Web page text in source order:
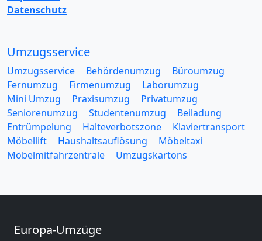
Datenschutz
Umzugsservice
Umzugsservice Behördenumzug
Büroumzug
Fernumzug
Firmenumzug
Laborumzug
Mini Umzug
Praxisumzug
Privatumzug
Seniorenumzug
Studentenumzug
Beiladung
Entrümpelung
Halteverbotszone
Klaviertransport
Möbellift
Haushaltsauflösung
Möbeltaxi
Möbelmitfahrzentrale
Umzugskartons
Europa-Umzüge